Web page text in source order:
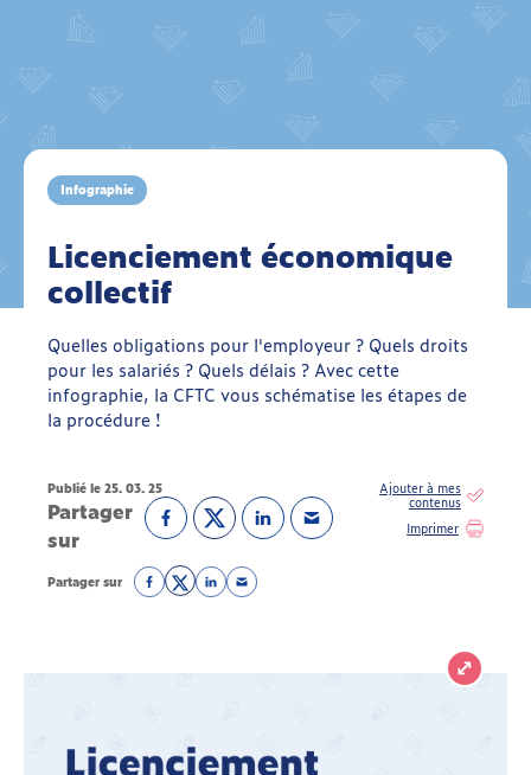
Infographie
Licenciement économique
collectif
Quelles obligations pour l'employeur ? Quels droits
pour les salariés ? Quels délais ? Avec cette
infographie, la CFTC vous schématise les étapes de
la procédure !
Publié le 25. 03. 25
Partager
sur
Imprimer
Partager sur